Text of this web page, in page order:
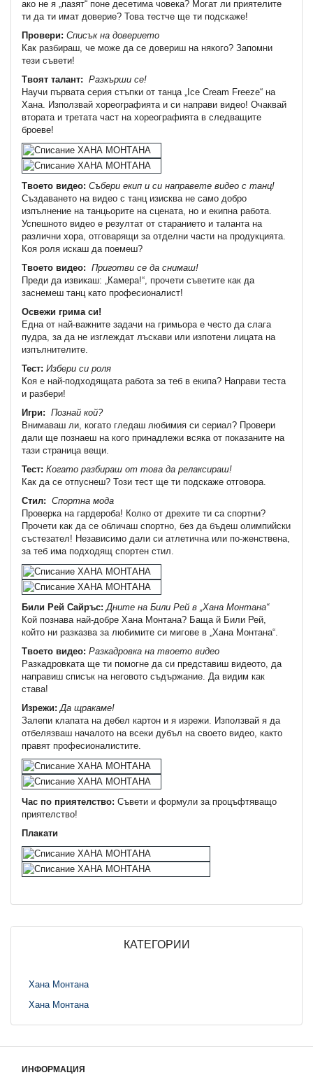
ако не я „пазят“ поне десетима човека? Могат ли приятелите
ти да ти имат доверие? Това тестче ще ти подскаже!
Провери: Списък на доверието
Как разбираш, че може да се довериш на някого? Запомни
тези съвети!
Твоят талант: Разкърши се!
Научи първата серия стъпки от танца „Ice Cream Freeze“ на
Хана. Използвай хореографията и си направи видео! Очаквай
втората и третата част на хореографията в следващите
броеве!
Твоето видео: Събери екип и си направете видео с танц!
Създаването на видео с танц изисква не само добро
изпълнение на танцьорите на сцената, но и екипна работа.
Успешното видео е резултат от старанието и таланта на
различни хора, отговарящи за отделни части на продукцията.
Коя роля искаш да поемеш?
Твоето видео: Приготви се да снимаш!
Преди да извикаш: „Камера!“, прочети съветите как да
заснемеш танц като професионалист!
Освежи грима си!
Една от най-важните задачи на гримьора е често да слага
пудра, за да не изглеждат лъскави или изпотени лицата на
изпълнителите.
Тест: Избери си роля
Коя е най-подходящата работа за теб в екипа? Направи теста
и разбери!
Игри: Познай кой?
Внимаваш ли, когато гледаш любимия си сериал? Провери
дали ще познаеш на кого принадлежи всяка от показаните на
тази страница вещи.
Тест: Когато разбираш от това да релаксираш!
Как да се отпуснеш? Този тест ще ти подскаже отговора.
Стил: Спортна мода
Проверка на гардероба! Колко от дрехите ти са спортни?
Прочети как да се обличаш спортно, без да бъдеш олимпийски
състезател! Независимо дали си атлетична или по-женствена,
за теб има подходящ спортен стил.
Били Рей Сайръс: Дните на Били Рей в „Хана Монтана“
Кой познава най-добре Хана Монтана? Баща й Били Рей,
който ни разказва за любимите си мигове в „Хана Монтана“.
Твоето видео: Разкадровка на твоето видео
Разкадровката ще ти помогне да си представиш видеото, да
направиш списък на неговото съдържание. Да видим как
става!
Изрежи: Да щракаме!
Залепи клапата на дебел картон и я изрежи. Използвай я да
отбелязваш началото на всеки дубъл на своето видео, както
правят професионалистите.
Час по приятелство: Съвети и формули за процъфтяващо
приятелство!
Плакати
КАТЕГОРИИ
Хана Монтана
Хана Монтана
ИНФОРМАЦИЯ